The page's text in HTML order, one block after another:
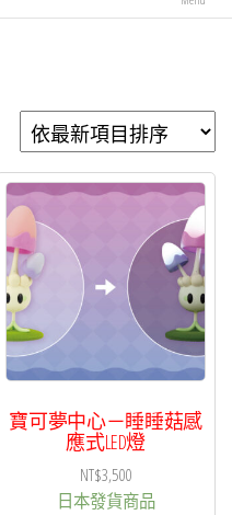
寶可夢中心－睡睡菇感
應式LED燈
NT$3,500
日本發貨商品